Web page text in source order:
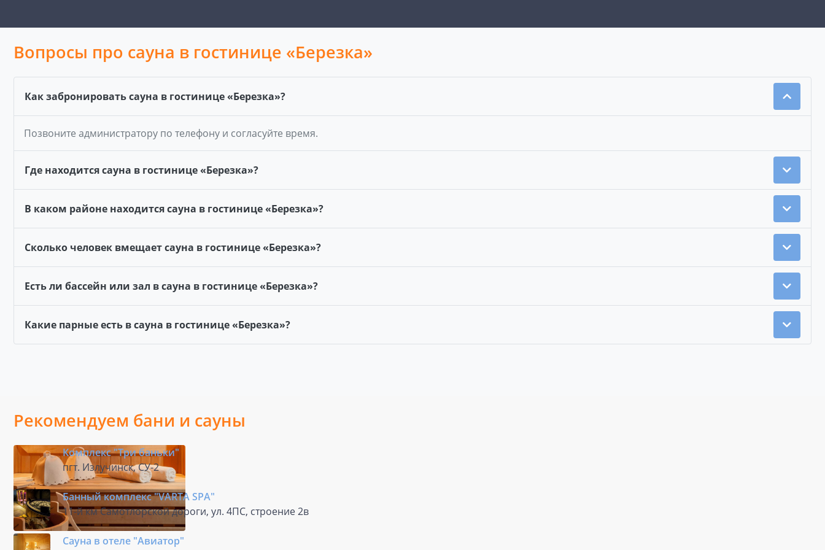
Вопросы про сауна в гостинице «Березка»
Как забронировать сауна в гостинице «Березка»?
Позвоните администратору по телефону и согласуйте время.
Где находится сауна в гостинице «Березка»?
В каком районе находится сауна в гостинице «Березка»?
Сколько человек вмещает сауна в гостинице «Березка»?
Есть ли бассейн или зал в сауна в гостинице «Березка»?
Какие парные есть в сауна в гостинице «Березка»?
Рекомендуем бани и сауны
Комплекс "Три баньки"
пгт. Излучинск, СУ-2
Банный комплекс "VARTA SPA"
11-й км Самотлорской дороги, ул. 4ПС, строение 2в
Сауна в отеле "Авиатор"